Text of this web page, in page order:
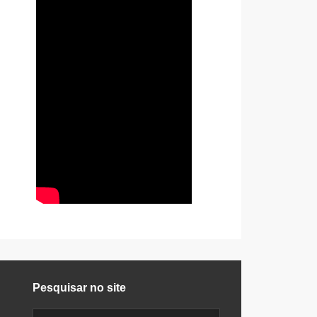
Pesquisar no site